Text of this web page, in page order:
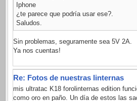
Iphone
¿te parece que podría usar ese?.
Saludos.
Sin problemas, seguramente sea 5V 2A.
Ya nos cuentas!
Re: Fotos de nuestras linternas
mis ultratac K18 forolinternas edition
como oro en paño. Un día de estos las